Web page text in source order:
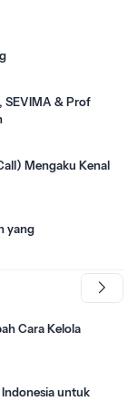
SEVIMA & Prof
Mengaku Kenal
yang
Cara Kelola
untuk